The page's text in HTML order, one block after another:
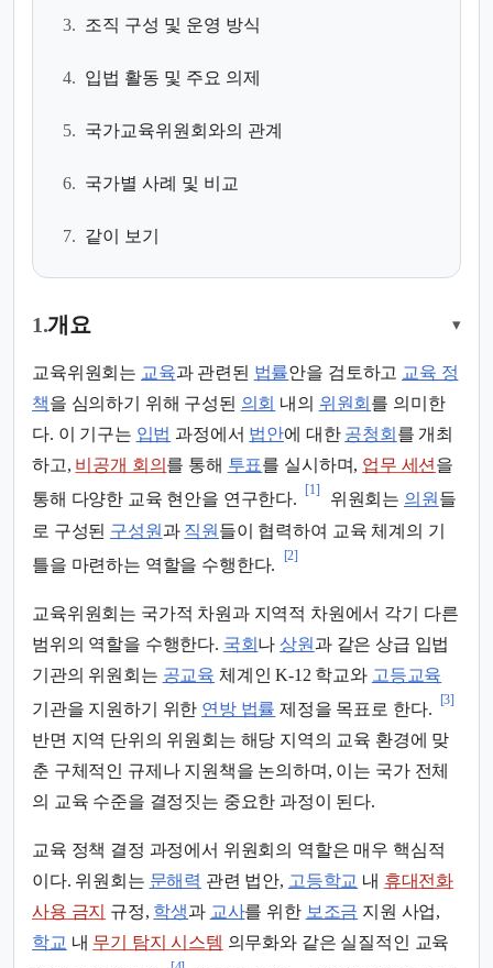
3. 조직 구성 및 운영 방식
4. 입법 활동 및 주요 의제
5. 국가교육위원회와의 관계
6. 국가별 사례 및 비교
7. 같이 보기
1.개요 ▾
교육위원회는 교육과 관련된 법률안을 검토하고 교육 정
책을 심의하기 위해 구성된 의회 내의 위원회 를 의미한
다. 이 기구는 입법 과정에서 법안에 대한 공청회 를 개최
하고, 비공개 회의 를 통해 투표를 실시하며, 업무 세션을
통해 다양한 교육 현안을 연구한다.
[1]
위원회는 의원들
로 구성된 구성원 과 직원 들이 협력하여 교육 체계의 기
틀을 마련하는 역할을 수행한다.
[2]
교육위원회는 국가적 차원과 지역적 차원에서 각기 다른
범위의 역할을 수행한다. 국회 나 상원 과 같은 상급 입법
기관의 위원회는 공교육 체계인 K-12 학교와 고등교육
기관을 지원하기 위한 연방 법률 제정을 목표로 한다.
[3]
반면 지역 단위의 위원회는 해당 지역의 교육 환경에 맞
춘 구체적인 규제나 지원책을 논의하며, 이는 국가 전체
의 교육 수준을 결정짓는 중요한 과정이 된다.
교육 정책 결정 과정에서 위원회의 역할은 매우 핵심적
이다. 위원회는 문해력 관련 법안, 고등학교 내 휴대전화
사용 금지
규정, 학생과 교사를 위한 보조금 지원 사업,
학교 내 무기 탐지 시스템 의무화와 같은 실질적인 교육